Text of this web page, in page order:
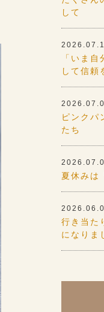
して
「いま
して信頼
ピンクパ
たち
夏休みは
行き当た
になりま